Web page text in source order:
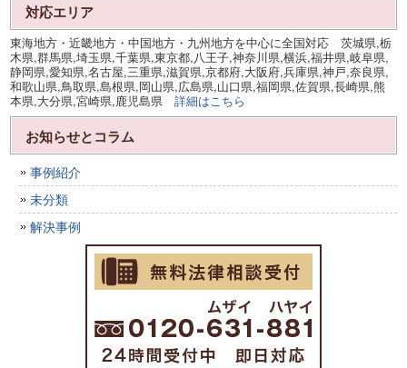
対応エリア
東海地方・近畿地方・中国地方・九州地方を中心に全国対応 茨城県,栃
木県,群馬県,埼玉県,千葉県,東京都,八王子,神奈川県,横浜,福井県,岐阜県,
静岡県,愛知県,名古屋,三重県,滋賀県,京都府,大阪府,兵庫県,神戸,奈良県,
和歌山県,鳥取県,島根県,岡山県,広島県,山口県,福岡県,佐賀県,長崎県,熊
本県,大分県,宮崎県,鹿児島県詳細はこちら
お知らせとコラム
事例紹介
未分類
解決事例